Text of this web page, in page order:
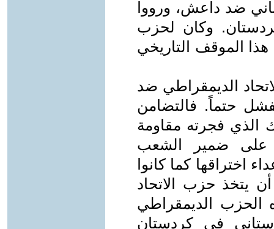
ضد داعش، ورووا
وكان لحزب
الموقف التاريخي
الديمقراطي ضد
حتماً. فالتضامن
الذي فجرته مقاومة
على ضمير الشعب
اختراقها كما كانوا
يتخذ حزب الاتحاد
الحزب الديمقراطي
في كردستان